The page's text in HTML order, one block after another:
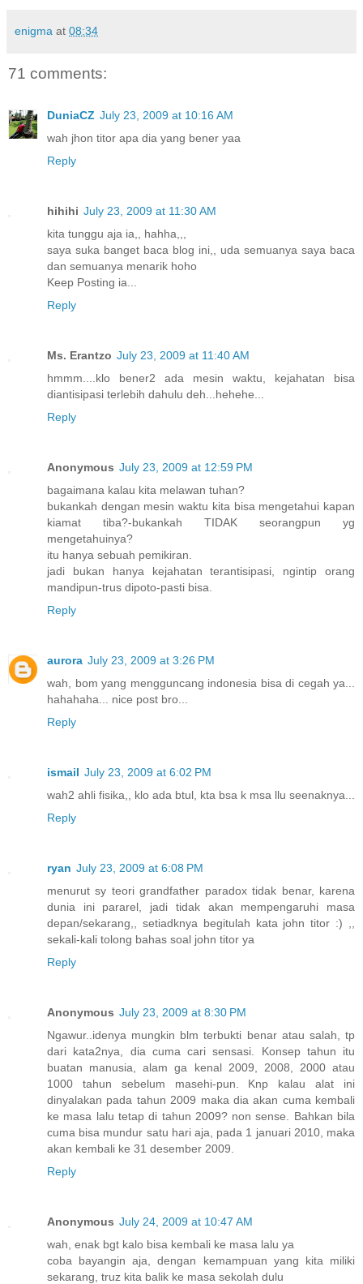
enigma at 08:34
71 comments:
DuniaCZ July 23, 2009 at 10:16 AM
wah jhon titor apa dia yang bener yaa
Reply
hihihi July 23, 2009 at 11:30 AM
kita tunggu aja ia,, hahha,,,
saya suka banget baca blog ini,, uda semuanya saya baca
dan semuanya menarik hoho
Keep Posting ia...
Reply
Ms. Erantzo July 23, 2009 at 11:40 AM
hmmm....klo bener2 ada mesin waktu, kejahatan bisa
diantisipasi terlebih dahulu deh...hehehe...
Reply
Anonymous July 23, 2009 at 12:59 PM
bagaimana kalau kita melawan tuhan?
bukankah dengan mesin waktu kita bisa mengetahui kapan
kiamat tiba?-bukankah TIDAK seorangpun yg
mengetahuinya?
itu hanya sebuah pemikiran.
jadi bukan hanya kejahatan terantisipasi, ngintip orang
mandipun-trus dipoto-pasti bisa.
Reply
aurora July 23, 2009 at 3:26 PM
wah, bom yang mengguncang indonesia bisa di cegah ya...
hahahaha... nice post bro...
Reply
ismail July 23, 2009 at 6:02 PM
wah2 ahli fisika,, klo ada btul, kta bsa k msa llu seenaknya...
Reply
ryan July 23, 2009 at 6:08 PM
menurut sy teori grandfather paradox tidak benar, karena
dunia ini pararel, jadi tidak akan mempengaruhi masa
depan/sekarang,, setiadknya begitulah kata john titor :) ,,
sekali-kali tolong bahas soal john titor ya
Reply
Anonymous July 23, 2009 at 8:30 PM
Ngawur..idenya mungkin blm terbukti benar atau salah, tp
dari kata2nya, dia cuma cari sensasi. Konsep tahun itu
buatan manusia, alam ga kenal 2009, 2008, 2000 atau
1000 tahun sebelum masehi-pun. Knp kalau alat ini
dinyalakan pada tahun 2009 maka dia akan cuma kembali
ke masa lalu tetap di tahun 2009? non sense. Bahkan bila
cuma bisa mundur satu hari aja, pada 1 januari 2010, maka
akan kembali ke 31 desember 2009.
Reply
Anonymous July 24, 2009 at 10:47 AM
wah, enak bgt kalo bisa kembali ke masa lalu ya
coba bayangin aja, dengan kemampuan yang kita miliki
sekarang, truz kita balik ke masa sekolah dulu